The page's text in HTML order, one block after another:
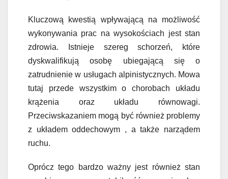
Kluczową kwestią wpływającą na możliwość
wykonywania prac na wysokościach jest stan
zdrowia. Istnieje szereg schorzeń, które
dyskwalifikują osobę ubiegającą się o
zatrudnienie w usługach alpinistycznych. Mowa
tutaj przede wszystkim o chorobach układu
krążenia oraz układu równowagi.
Przeciwskazaniem mogą być również problemy
z układem oddechowym , a także narządem
ruchu.
Oprócz tego bardzo ważny jest również stan